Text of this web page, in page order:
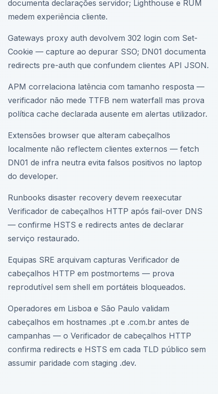
documenta declarações servidor; Lighthouse e RUM
medem experiência cliente.
Gateways proxy auth devolvem 302 login com Set-
Cookie — capture ao depurar SSO; DN01 documenta
redirects pre-auth que confundem clientes API JSON.
APM correlaciona latência com tamanho resposta —
verificador não mede TTFB nem waterfall mas prova
política cache declarada ausente em alertas utilizador.
Extensões browser que alteram cabeçalhos
localmente não reflectem clientes externos — fetch
DN01 de infra neutra evita falsos positivos no laptop
do developer.
Runbooks disaster recovery devem reexecutar
Verificador de cabeçalhos HTTP após fail-over DNS
— confirme HSTS e redirects antes de declarar
serviço restaurado.
Equipas SRE arquivam capturas Verificador de
cabeçalhos HTTP em postmortems — prova
reprodutível sem shell em portáteis bloqueados.
Operadores em Lisboa e São Paulo validam
cabeçalhos em hostnames .pt e .com.br antes de
campanhas — o Verificador de cabeçalhos HTTP
confirma redirects e HSTS em cada TLD público sem
assumir paridade com staging .dev.